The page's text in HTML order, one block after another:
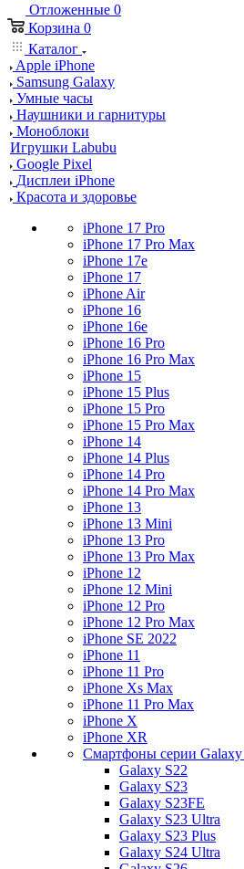
Отложенные 0
Корзина 0
Каталог
Apple iPhone
Samsung Galaxy
Умные часы
Наушники и гарнитуры
Моноблоки
Игрушки Labubu
Google Pixel
Дисплеи iPhone
Красота и здоровье
iPhone 17 Pro
iPhone 17 Pro Max
iPhone 17e
iPhone 17
iPhone Air
iPhone 16
iPhone 16e
iPhone 16 Pro
iPhone 16 Pro Max
iPhone 15
iPhone 15 Plus
iPhone 15 Pro
iPhone 15 Pro Max
iPhone 14
iPhone 14 Plus
iPhone 14 Pro
iPhone 14 Pro Max
iPhone 13
iPhone 13 Mini
iPhone 13 Pro
iPhone 13 Pro Max
iPhone 12
iPhone 12 Mini
iPhone 12 Pro
iPhone 12 Pro Max
iPhone SE 2022
iPhone 11
iPhone 11 Pro
iPhone Xs Max
iPhone 11 Pro Max
iPhone X
iPhone XR
Смартфоны серии Galaxy
Galaxy S22
Galaxy S23
Galaxy S23FE
Galaxy S23 Ultra
Galaxy S23 Plus
Galaxy S24 Ultra